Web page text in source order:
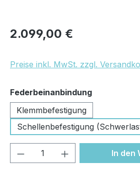
Regulärer Preis:
2.099,00 €
Preise inkl. MwSt. zzgl.
Federbeinanbindungauswählen
Klemmbefestigung
Schellenbefestigung
Produkt Anzahl: GibIn den